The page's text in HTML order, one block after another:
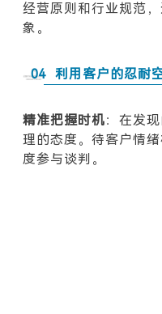
经营原则和行业规范
象。
04 利用客户的忍耐
精准把握时机：在发
理的态度。待客户情
度参与谈判。